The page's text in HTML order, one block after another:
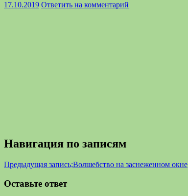
17.10.2019 Ответить на комментарий
Навигация по записям
Предыдущая запись;Волшебство на заснеженном окне
Оставьте ответ